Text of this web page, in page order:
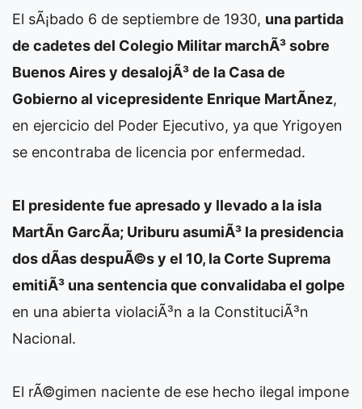
El sÃ¡bado 6 de septiembre de 1930, una partida
de cadetes del Colegio Militar marchÃ³ sobre
Buenos Aires y desalojÃ³ de la Casa de
Gobierno al vicepresidente Enrique MartÃ­nez,
en ejercicio del Poder Ejecutivo, ya que Yrigoyen
se encontraba de licencia por enfermedad.
El presidente fue apresado y llevado a la isla
MartÃ­n GarcÃ­a; Uriburu asumiÃ³ la presidencia
dos dÃ­as despuÃ©s y el 10, la Corte Suprema
emitiÃ³ una sentencia que convalidaba el golpe
en una abierta violaciÃ³n a la ConstituciÃ³n
Nacional.
El rÃ©gimen naciente de ese hecho ilegal impone